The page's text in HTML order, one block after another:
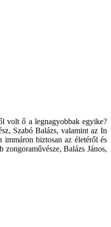
volt ő a legnagyobbak egyike?
Szabó Balázs, valamint az In
biztosan az életéről és
Balázs János,